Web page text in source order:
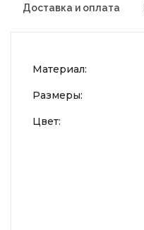
Доставка и оплата
Материал:
Размеры:
Цвет: